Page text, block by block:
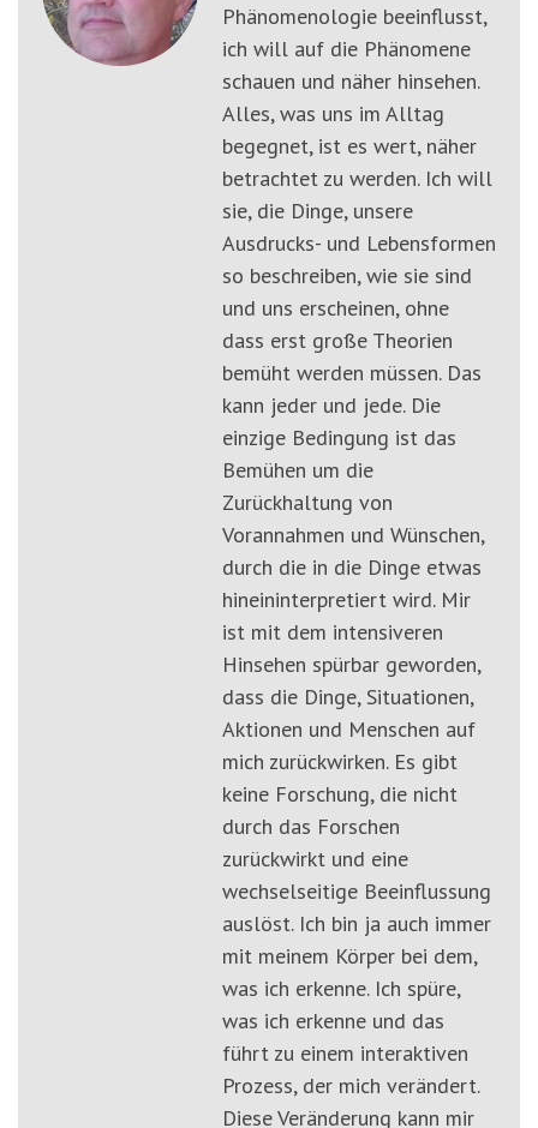
Phänomenologie beeinflusst,
ich will auf die Phänomene
schauen und näher hinsehen.
Alles, was uns im Alltag
begegnet, ist es wert, näher
betrachtet zu werden. Ich will
sie, die Dinge, unsere
Ausdrucks- und Lebensformen
so beschreiben, wie sie sind
und uns erscheinen, ohne
dass erst große Theorien
bemüht werden müssen. Das
kann jeder und jede. Die
einzige Bedingung ist das
Bemühen um die
Zurückhaltung von
Vorannahmen und Wünschen,
durch die in die Dinge etwas
hineininterpretiert wird. Mir
ist mit dem intensiveren
Hinsehen spürbar geworden,
dass die Dinge, Situationen,
Aktionen und Menschen auf
mich zurückwirken. Es gibt
keine Forschung, die nicht
durch das Forschen
zurückwirkt und eine
wechselseitige Beeinflussung
auslöst. Ich bin ja auch immer
mit meinem Körper bei dem,
was ich erkenne. Ich spüre,
was ich erkenne und das
führt zu einem interaktiven
Prozess, der mich verändert.
Diese Veränderung kann mir